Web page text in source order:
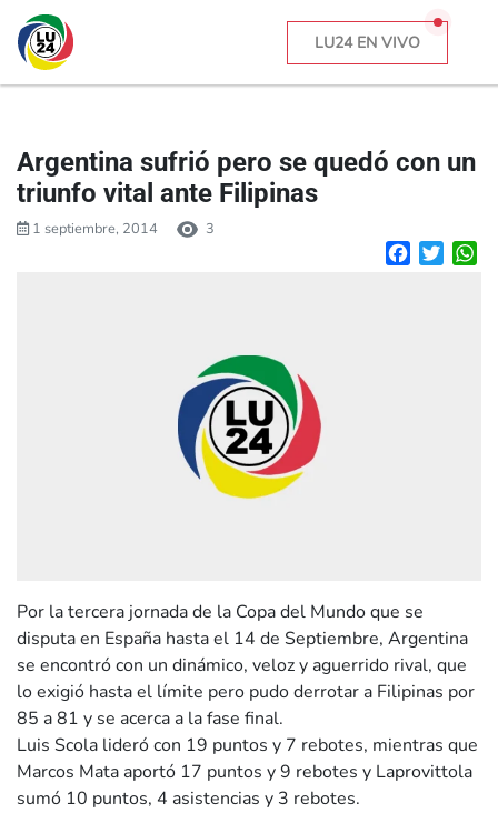
LU24 EN VIVO
Argentina sufrió pero se quedó con un
triunfo vital ante Filipinas
1 septiembre, 2014 3
Facebook
Por la tercera jornada de la Copa del Mundo que se
disputa en España hasta el 14 de Septiembre, Argentina
se encontró con un dinámico, veloz y aguerrido rival, que
lo exigió hasta el límite pero pudo derrotar a Filipinas por
85 a 81 y se acerca a la fase final.
Luis Scola lideró con 19 puntos y 7 rebotes, mientras que
Marcos Mata aportó 17 puntos y 9 rebotes y Laprovittola
sumó 10 puntos, 4 asistencias y 3 rebotes.